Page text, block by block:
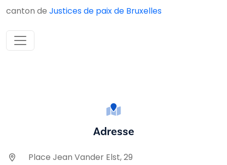
canton de Justices de paix de Bruxelles
Adresse
Place Jean Vander Elst, 29